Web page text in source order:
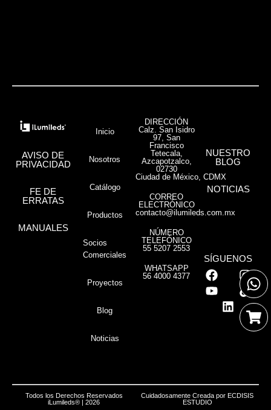
AVISO DE
PRIVACIDAD
FE DE
ERRATAS
MANUALES
Inicio
Nosotros
Catálogo
Productos
Socios
Comerciales
Proyectos
Blog
Noticias
DIRECCIÓN
Calz. San Isidro
97, San
Francisco
Tetecala,
Azcapotzalco,
02730
Ciudad de México, CDMX
CORREO
ELECTRÓNICO
contacto@ilumileds.com.mx
NÚMERO
TELEFÓNICO
55 5207 2553
WHATSAPP
56 4000 4377
NUESTRO
BLOG
NOTICIAS
SÍGUENOS
Todos los Derechos Reservados
iLumileds® | 2026
Cuidadosamente Creada por ECDISIS
ESTUDIO